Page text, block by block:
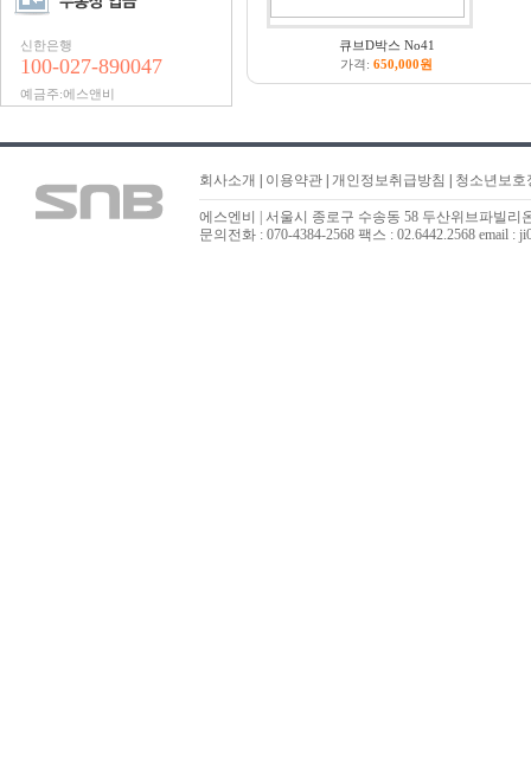
신한은행
100-027-890047
예금주:에스앤비
큐브D박스 No41
가격: 650,000원
회사소개 이용약관 개인정보취급방침 청소년보호
에스엔비 | 서울시 종로구 수송동 58 두산위브파빌리
문의전화 : 070-4384-2568 팩스 : 02.6442.2568 email :